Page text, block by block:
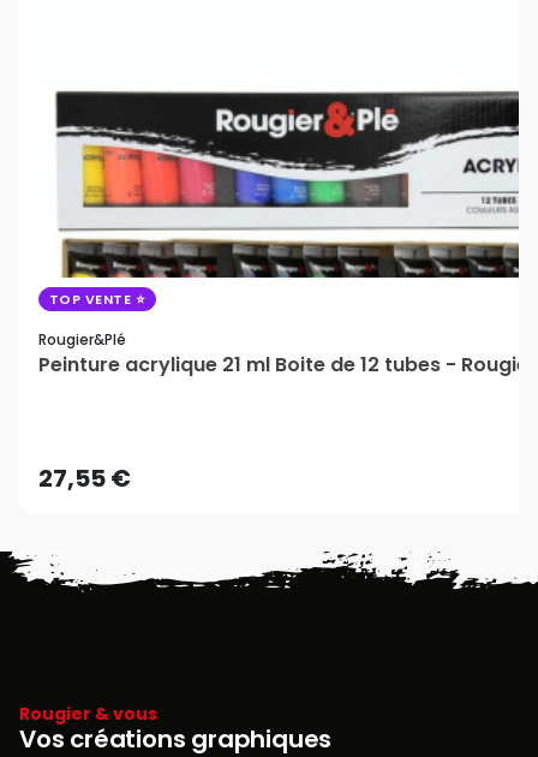
TOP VENTE
Rougier&plé
Peinture acrylique 21 ml Boite de 12 tubes -
27,55 €
Rougier & vous
Vos créations graphiques